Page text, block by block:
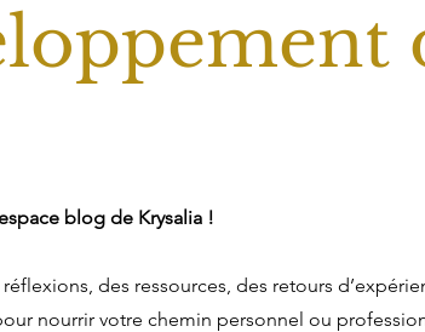
blog de Krysalia !
des ressources, des retours
nourrir votre chemin personnel ou